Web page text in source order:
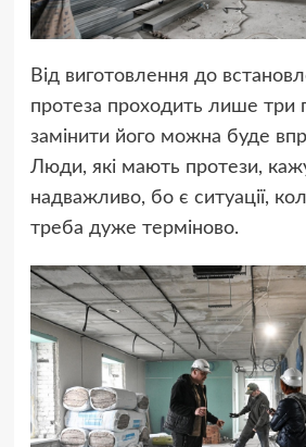
Від виготовлення до
протеза проходить лише три
замінити його можна буде
Люди, які мають протези,
надважливо, бо є ситуації,
треба дуже терміново.